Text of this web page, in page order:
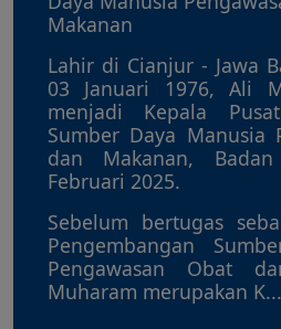
Makanan
Lahir di Cianjur - Jawa
03 Januari 1976, Ali
menjadi Kepala
Sumber Daya Manusia
dan Makanan,
Februari 2025.
Sebelum bertugas
Pengembangan
Pengawasan Obat
Muharam merupakan K...